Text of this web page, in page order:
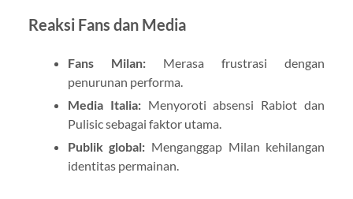
Reaksi Fans dan Media
Fans Milan:Merasa frustrasi dengan
penurunan performa.
Media Italia:Menyoroti absensi Rabiot dan
Pulisic sebagai faktor utama.
Publik global: Menganggap Milan kehilangan
identitas permainan.